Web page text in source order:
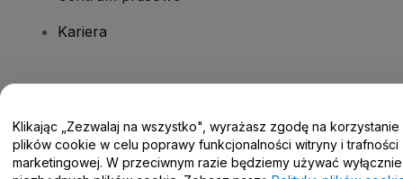
Kariera
Centrum pomocy / Skontaktuj się z nami
Klikając „Zezwalaj na wszystko", wyrażasz zgodę na korzystanie
plików cookie w celu poprawy funkcjonalności witryny i trafności
marketingowej. W przeciwnym razie będziemy używać wyłącznie